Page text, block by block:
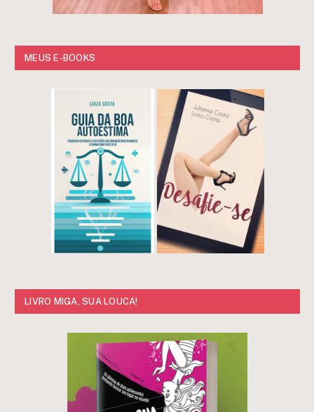
MEUS E-BOOKS
LIVRO MIGA, SUA LOUCA!